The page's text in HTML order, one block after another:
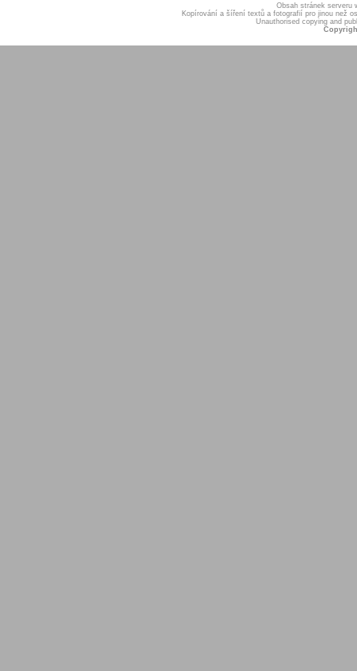
Obsah stránek serveru
Kopírování a šíření textů a fotografií pro jinou než
Unauthorised copying and